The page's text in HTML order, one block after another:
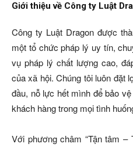
Giới thiệu về Công ty Luật
Công ty Luật Dragon được
một tổ chức pháp lý uy tín,
vụ pháp lý chất lượng cao,
của xã hội. Chúng tôi luôn đặt
đầu, nỗ lực hết mình để bảo
khách hàng trong mọi tình
Với phương châm “Tận tâm